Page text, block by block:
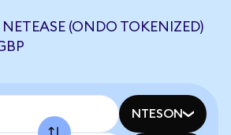
(ONDO TOKENIZED)
NTESON